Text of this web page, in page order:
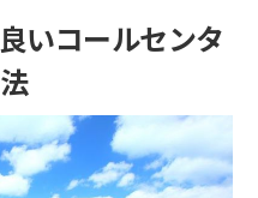
いコールセンタ